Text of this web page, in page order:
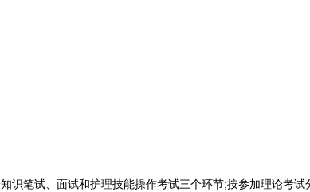
笔试、面试和护理技能操作考试三个环节;按参加理论考试